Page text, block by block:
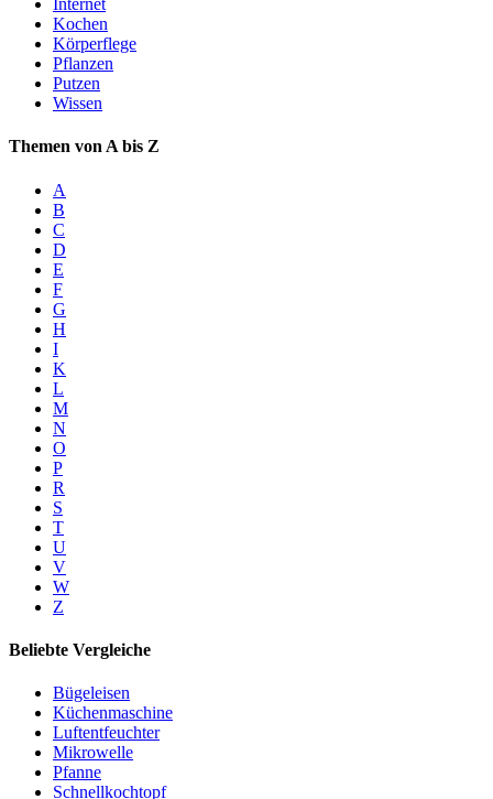
Internet
Kochen
Körperflege
Pflanzen
Putzen
Wissen
Themen von A bis Z
A
B
C
D
E
F
G
H
I
K
L
M
N
O
P
R
S
T
U
V
W
Z
Beliebte Vergleiche
Bügeleisen
Küchenmaschine
Luftentfeuchter
Mikrowelle
Pfanne
Schnellkochtopf